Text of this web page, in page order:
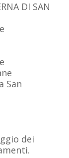
DI SAN
San
dei